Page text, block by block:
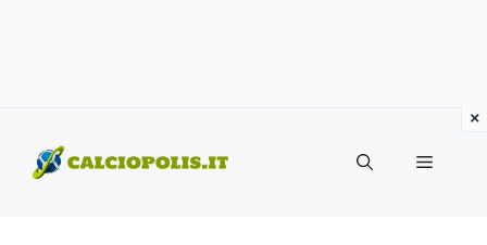
contenuto
Menu